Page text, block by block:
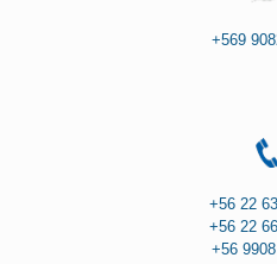
+569
+56 22
+56 22
+56